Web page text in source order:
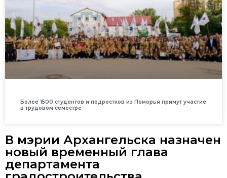
Более 1500 студентов и подростков из Поморья примут участие
в трудовом семестре
В мэрии Архангельска назначен
новый временный глава
департамента